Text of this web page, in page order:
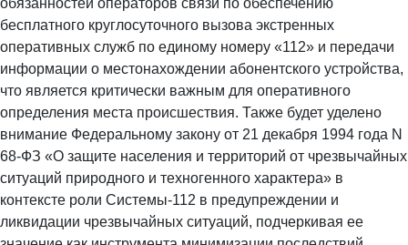
обязанностей операторов связи по обеспечению
бесплатного круглосуточного вызова экстренных
оперативных служб по единому номеру «112» и передачи
информации о местонахождении абонентского устройства,
что является критически важным для оперативного
определения места происшествия. Также будет уделено
внимание Федеральному закону от 21 декабря 1994 года N
68-ФЗ «О защите населения и территорий от чрезвычайных
ситуаций природного и техногенного характера» в
контексте роли Системы-112 в предупреждении и
ликвидации чрезвычайных ситуаций, подчеркивая ее